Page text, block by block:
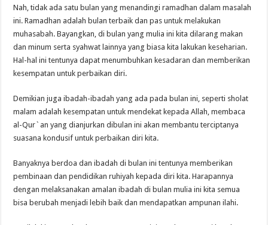
Nah, tidak ada satu bulan yang menandingi ramadhan dalam masalah
ini. Ramadhan adalah bulan terbaik dan pas untuk melakukan
muhasabah. Bayangkan, di bulan yang mulia ini kita dilarang makan
dan minum serta syahwat lainnya yang biasa kita lakukan keseharian.
Hal-hal ini tentunya dapat menumbuhkan kesadaran dan memberikan
kesempatan untuk perbaikan diri.
Demikian juga ibadah-ibadah yang ada pada bulan ini, seperti sholat
malam adalah kesempatan untuk mendekat kepada Allah, membaca
al-Qur`an yang dianjurkan dibulan ini akan membantu terciptanya
suasana kondusif untuk perbaikan diri kita.
Banyaknya berdoa dan ibadah di bulan ini tentunya memberikan
pembinaan dan pendidikan ruhiyah kepada diri kita. Harapannya
dengan melaksanakan amalan ibadah di bulan mulia ini kita semua
bisa berubah menjadi lebih baik dan mendapatkan ampunan ilahi.